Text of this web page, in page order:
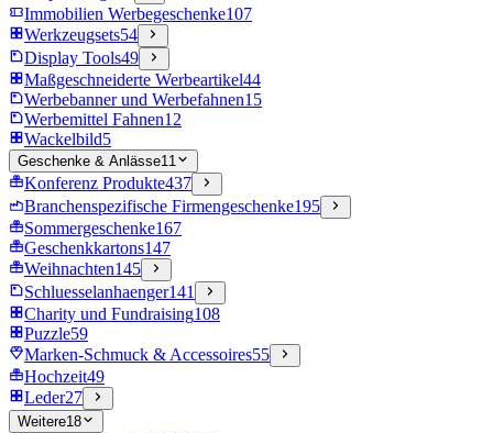
Immobilien Werbegeschenke107
Werkzeugsets54
Display Tools49
Maßgeschneiderte Werbeartikel44
Werbebanner und Werbefahnen15
Werbemittel Fahnen12
Wackelbild5
Geschenke & Anlässe11
Konferenz Produkte437
Branchenspezifische Firmengeschenke195
Sommergeschenke167
Geschenkkartons147
Weihnachten145
Schluesselanhaenger141
Charity und Fundraising108
Puzzle59
Marken-Schmuck & Accessoires55
Hochzeit49
Leder27
Weitere18